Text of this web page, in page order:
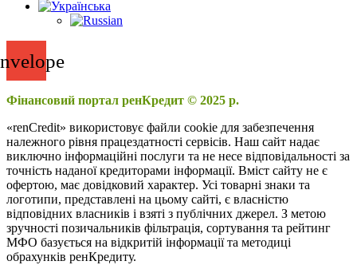
Фінансовий портал ренКредит © 2025 р.
«renCredit» використовує файли cookie для забезпечення
належного рівня працездатності сервісів. Наш сайт надає
виключно інформаційні послуги та не несе відповідальності за
точність наданої кредиторами інформації. Вміст сайту не є
офертою, має довідковий характер. Усі товарні знаки та
логотипи, представлені на цьому сайті, є власністю
відповідних власників і взяті з публічних джерел. З метою
зручності позичальників фільтрація, сортування та рейтинг
МФО базується на відкритій інформації та методиці
обрахунків ренКредиту.